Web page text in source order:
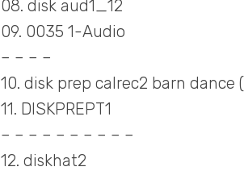
08. disk aud1_12
09. 0035 1-Audio
– – – –
10. disk prep calrec2 barn dance
11. DISKPREPT1
– – – – – – – – – –
12. diskhat2